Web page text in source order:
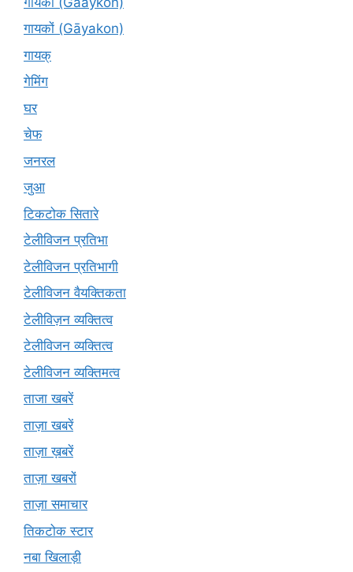
गायकों (Gāyakon)
गायक्
गेमिंग
घर
चेफ
जनरल
जुआ
टिकटोक सितारे
टेलीविजन प्रतिभा
टेलीविजन प्रतिभागी
टेलीविजन वैयक्तिकता
टेलीविज़न व्यक्तित्व
टेलीविजन व्यक्तित्व
टेलीविजन व्यक्तिमत्व
ताजा खबरें
ताज़ा खबरें
ताज़ा ख़बरें
ताज़ा खबरों
ताज़ा समाचार
तिकटोक स्टार
नबा खिलाड़ी